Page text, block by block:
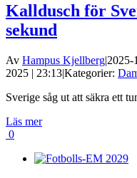
Kalldusch för
sekund
Av Hampus Kjellberg|2025-
2025 | 23:13|Kategorier:
Sverige såg ut att säkra ett
Läs mer
0